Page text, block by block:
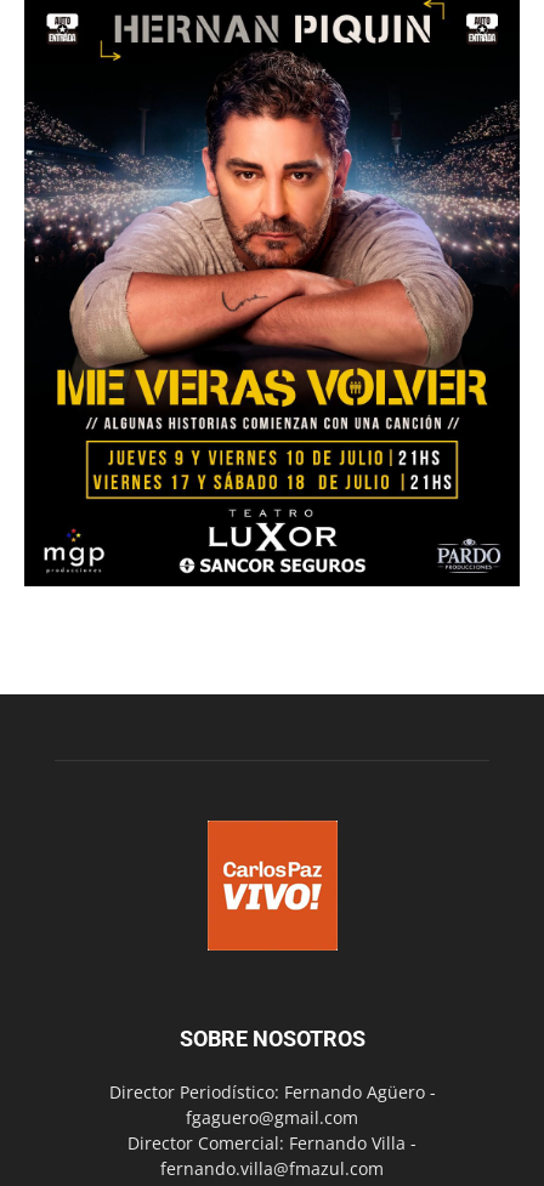
SOBRE NOSOTROS
Director Periodístico: Fernando Agüero -
fgaguero@gmail.com
Director Comercial: Fernando Villa -
fernando.villa@fmazul.com